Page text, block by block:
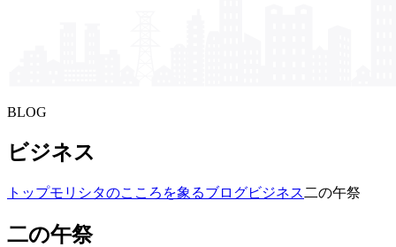
BLOG
ビジネス
トップモリシタの​こころを​象る​ブログビジネス 二の午祭
二の午祭